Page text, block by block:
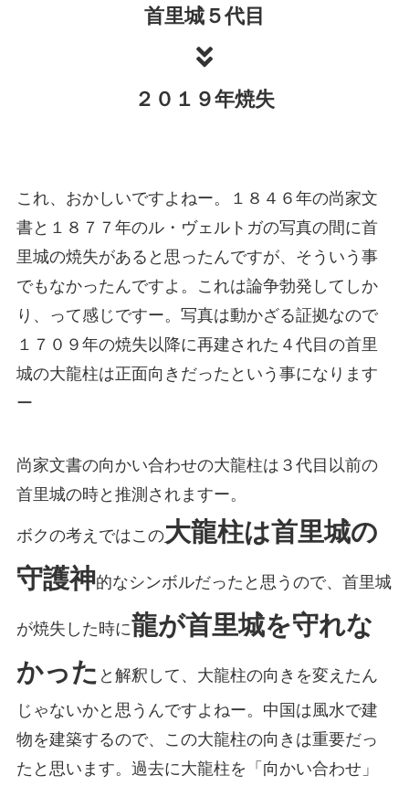
首里城５代目
２０１９年焼失
これ、おかしいですよねー。１８４６年の尚家文
書と１８７７年のル・ヴェルトガの写真の間に首
里城の焼失があると思ったんですが、そういう事
でもなかったんですよ。これは論争勃発してしか
り、って感じですー。写真は動かざる証拠なので
１７０９年の焼失以降に再建された４代目の首里
城の大龍柱は正面向きだったという事になります
ー
尚家文書の向かい合わせの大龍柱は３代目以前の
首里城の時と推測されますー。
ボクの考えではこの大龍柱は首里城の
守護神的なシンボルだったと思うので、首里城
が焼失した時に龍が首里城を守れな
かった と解釈して、大龍柱の向きを変えたん
じゃないかと思うんですよねー。中国は風水で建
物を建築するので、この大龍柱の向きは重要だっ
たと思います。過去に大龍柱を「向かい合わせ」